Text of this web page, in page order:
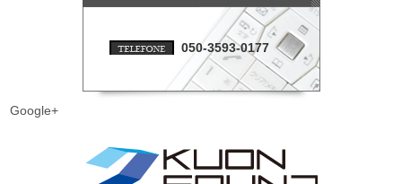
050-3593-0177
Google+